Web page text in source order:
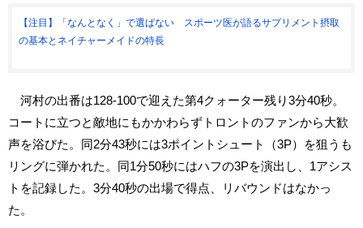
【注目】「なんとなく」で選ばない スポーツ医が語るサプリメント摂取
の基本とネイチャーメイドの特長
河村の出番は128-100で迎えた第4クォーター残り3分40秒。
コートに立つと敵地にもかかわらずトロントのファンから大歓
声を浴びた。同2分43秒には3ポイントシュート（3P）を狙うも
リングに弾かれた。同1分50秒にはハフの3Pを演出し、1アシス
トを記録した。3分40秒の出場で得点、リバウンドはなかっ
た。